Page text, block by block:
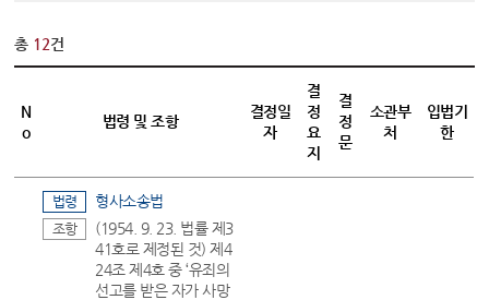
총 12건
N
o
법령 및 조항
결정일
자
결
정
요
지
결
정
문
소관부
처
입법기
한
법령 형사소송법
조항
(1954. 9. 23. 법률 제3
41호로 제정된 것) 제4
24조 제4호 중 ‘유죄의
선고를 받은 자가 사망